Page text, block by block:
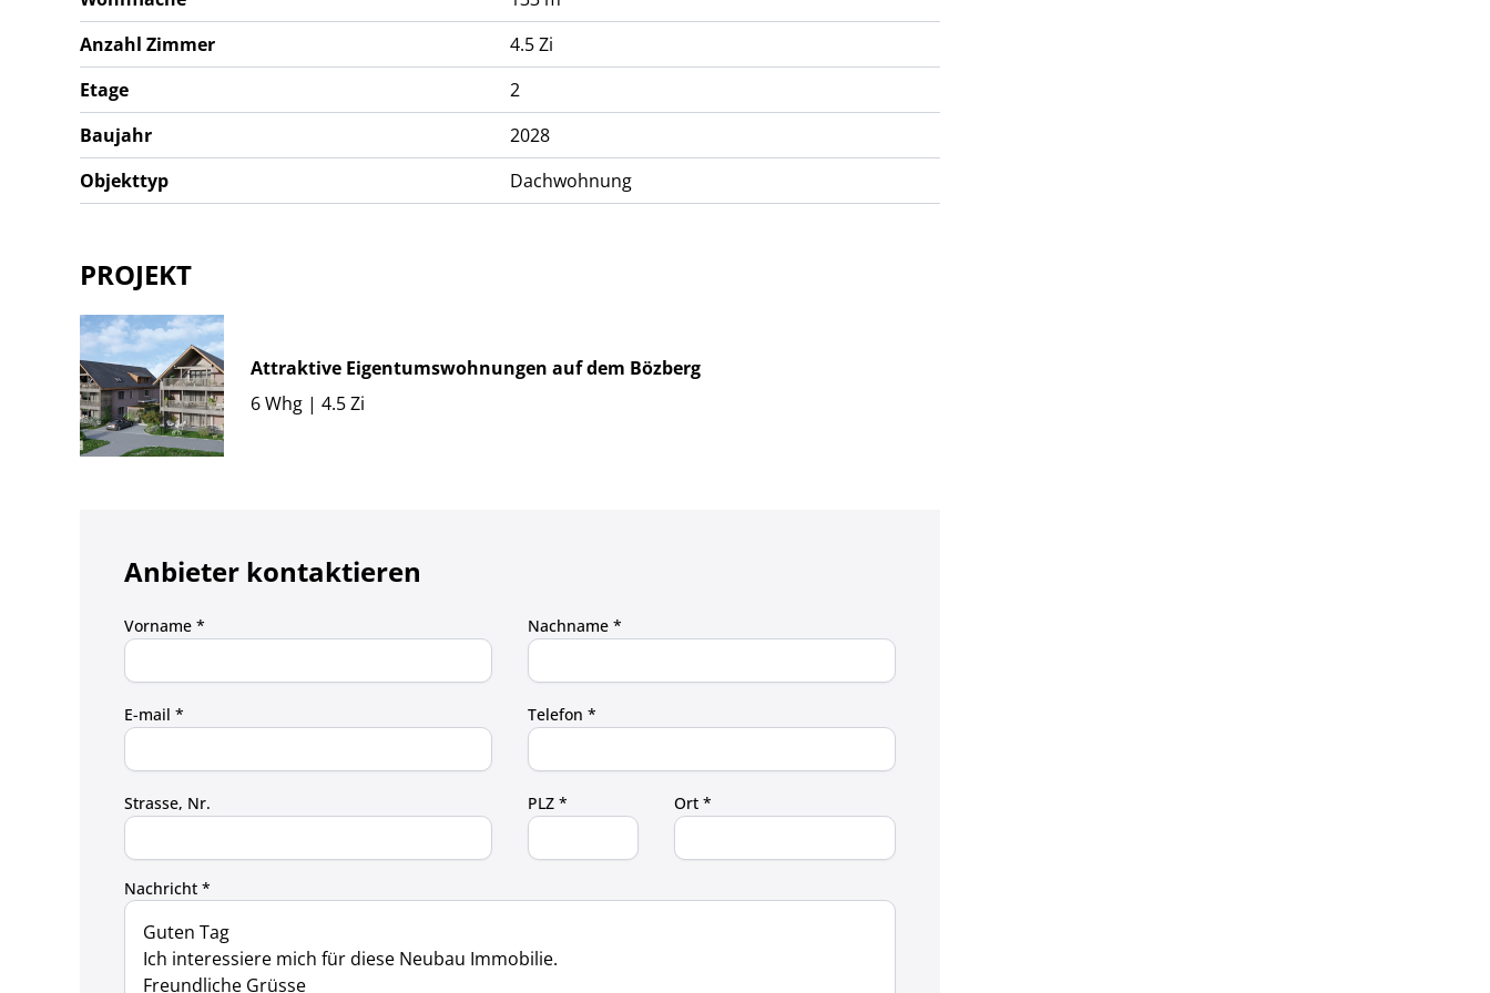
Anzahl Zimmer
4.5 Zi
Etage
2
Baujahr
2028
Objekttyp
Dachwohnung
PROJEKT
Attraktive Eigentumswohnungen auf dem Bözberg
6 Whg | 4.5 Zi
Anbieter kontaktieren
Vorname * Nachname *
E-mail * Telefon *
Strasse, Nr. PLZ * Ort *
Nachricht *